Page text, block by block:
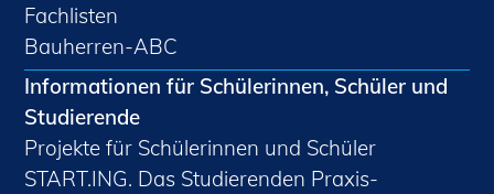
Fachlisten
Bauherren-ABC
Informationen für Schülerinnen, Schüler und
Studierende
Projekte für Schülerinnen und Schüler
START.ING. Das Studierenden Praxis-